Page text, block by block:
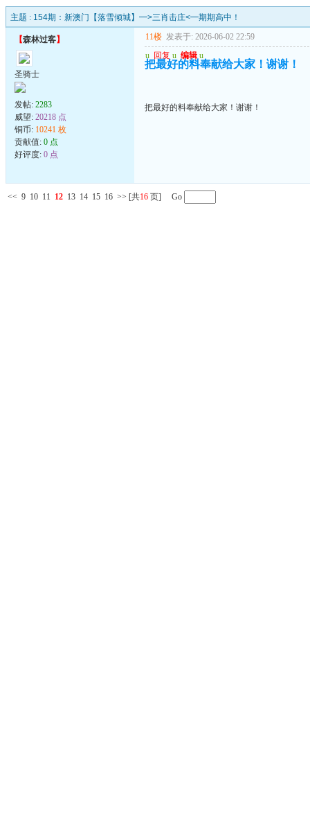
主题 : 154期：新澳门【落雪倾城】━>三肖击庄<━期期高中！
【森林过客】
圣骑士
发帖: 2283
威望: 20218 点
铜币: 10241 枚
贡献值: 0 点
好评度: 0 点
11楼 发表于: 2026-06-02 22:59
u 回复 u 编辑 u
把最好的料奉献给大家！谢谢！
把最好的料奉献给大家！谢谢！
<< 9 10 11 12 13 14 15 16 >> [共16 页] Go